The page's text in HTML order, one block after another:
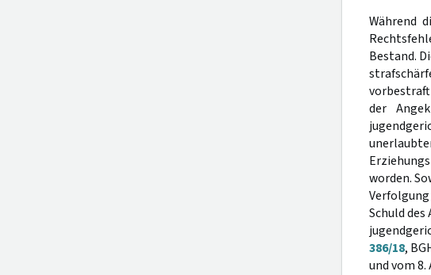
Während
Bestand.
der
worden.
Schuld
386/18,
und vom 8.